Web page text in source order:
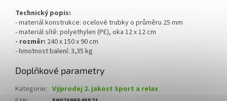
Technický popis:
- materiál konstrukce: ocelové trubky o průměru 25 mm
- materiál sítě: polyethylen (PE), oka 12 x 12 cm
- rozměr: 240 x 150 x 90 cm
- hmotnost balení: 3,35 kg
Doplňkové parametry
Kategorie: Výprodej 2. jakost Sport a relax